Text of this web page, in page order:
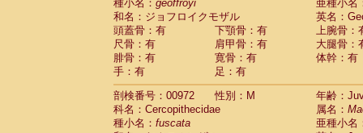
種小名： geoffroyi
亜種小名
和名：ジョフロイクモザル
英名：
頭蓋骨：有
下顎骨：有
上腕骨：
尺骨：有
肩甲骨：有
大腿骨：
腓骨：有
寛骨：有
体幹：有
手：有
足：有
剖検番号：00972
性別：M
年齢：
科名：Cercopithecidae
属名：
種小名： fuscata
亜種小名